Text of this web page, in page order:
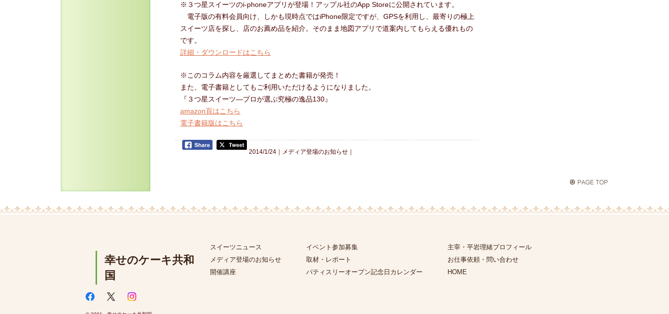
※３つ星スイーツのi-phoneアプリが登場！アップル社のApp Storeに公開されています。
電子版の有料会員向け、しかも現時点ではiPhone限定ですが、GPSを利用し、最寄りの極上
スイーツ店を探し、店のお薦め品を紹介。そのまま地図アプリで道案内してもらえる優れもの
です。
詳細・ダウンロードはこちら
※このコラム内容を厳選してまとめた書籍が発売！
また、電子書籍としてもご利用いただけるようになりました。
『３つ星スイーツ―プロが選ぶ究極の逸品130』
amazon頁はこちら
電子書籍版はこちら
2014/1/24｜ メディア登場のお知らせ ｜
幸せのケーキ共和
国
スイーツニュース
メディア登場のお知らせ
開催講座
イベント参加募集
取材・レポート
パティスリーオープン記念日カレンダー
主宰・平岩理緒プロフィール
お仕事依頼・問い合わせ
HOME